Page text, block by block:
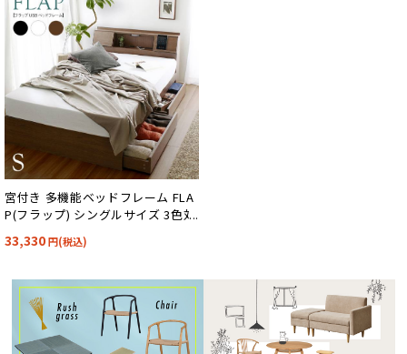
宮付き 多機能ベッドフレーム FLA
P(フラップ) シングルサイズ 3色対
33,330円(税込)